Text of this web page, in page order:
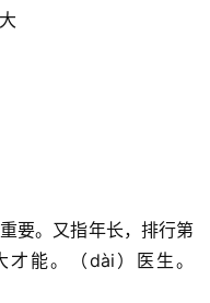
要。又指年长，排行第
能。（dài）医生。